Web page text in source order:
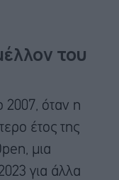
του
2007, όταν η
έτος της
μια
για άλλα